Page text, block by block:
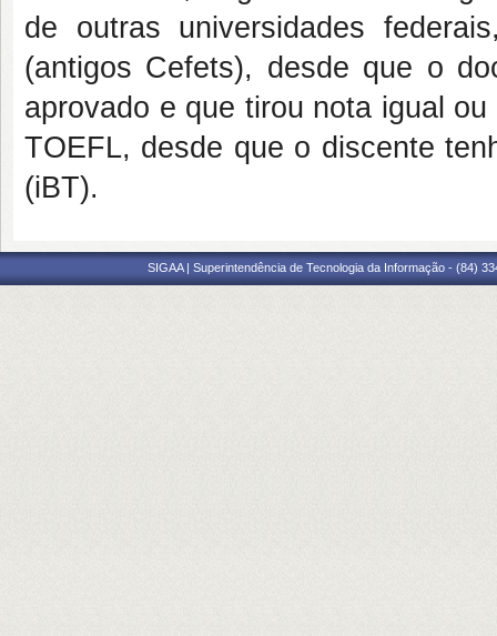
de outras universidades
(antigos Cefets), desde que o
aprovado e que tirou nota igual
TOEFL, desde que o discente
(iBT).
SIGAA | Superintendência de Tecnologia da Informação - (84)